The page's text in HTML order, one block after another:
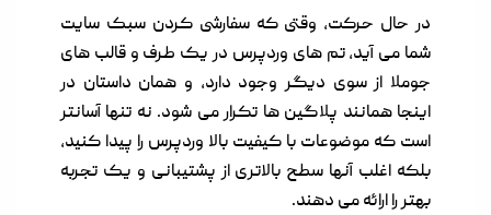
در حال حرکت، وقتی که سفارشی کردن سبک سایت
شما می آید، تم های وردپرس در یک طرف و قالب های
جوملا از سوی دیگر وجود دارد، و همان داستان در
اینجا همانند پلاگین ها تکرار می شود. نه تنها آسانتر
است که موضوعات با کیفیت بالا وردپرس را پیدا کنید،
بلکه اغلب آنها سطح بالاتری از پشتیبانی و یک تجربه
بهتر را ارائه می دهند.